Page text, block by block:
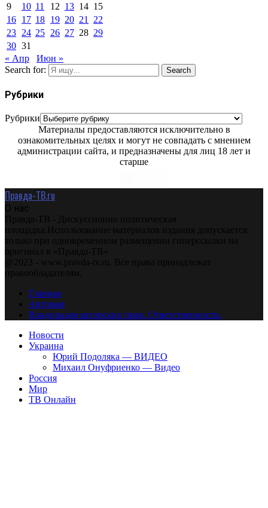
9
10 11 12 13 14 15
16 17 18 19 20 21
22
23 24 25 26 27 28 29
30 31
« Апр
Июн »
Search for:
Search
Рубрики
Рубрики
Материалы предоставляются исключительно в
ознакомительных целях и могут не совпадать с мнением
администрации сайта, и предназначены для лиц 18 лет и
старше
Правда-ТВ.ru
О нас
Правда-ТВ - Дискуссионно политическая
площадка.Использование материалов издания допускается
только при одновременном размещении гиперссылки на
оригинал в «Правда-ТВ»
@2023 - www.pravda-tv.ru. Все права принадлежат
правообладателям.
Главная
Авторам
Владельцам авторских прав. Ответственности.
Новости
Украина
Юрий Подоляка — ВИДЕО
Михаил Онуфриенко — Видео
Россия
Мир
ТВ Онлайн